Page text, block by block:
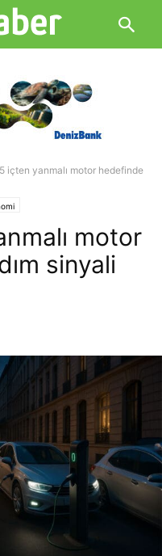
içten yanmalı motor hedefinde
motor
sinyali